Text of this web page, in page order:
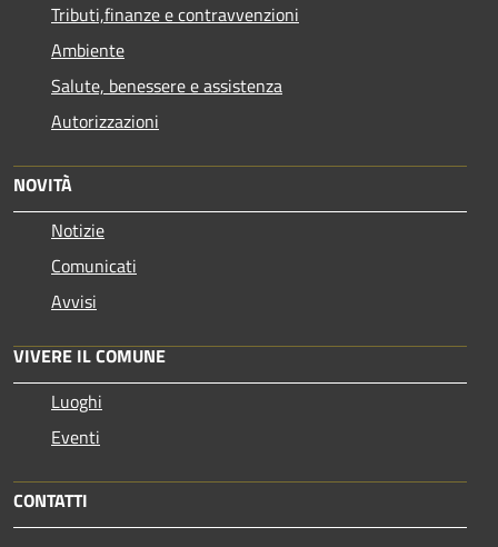
Tributi,finanze e contravvenzioni
Ambiente
Salute, benessere e assistenza
Autorizzazioni
NOVITÀ
Notizie
Comunicati
Avvisi
VIVERE IL COMUNE
Luoghi
Eventi
CONTATTI